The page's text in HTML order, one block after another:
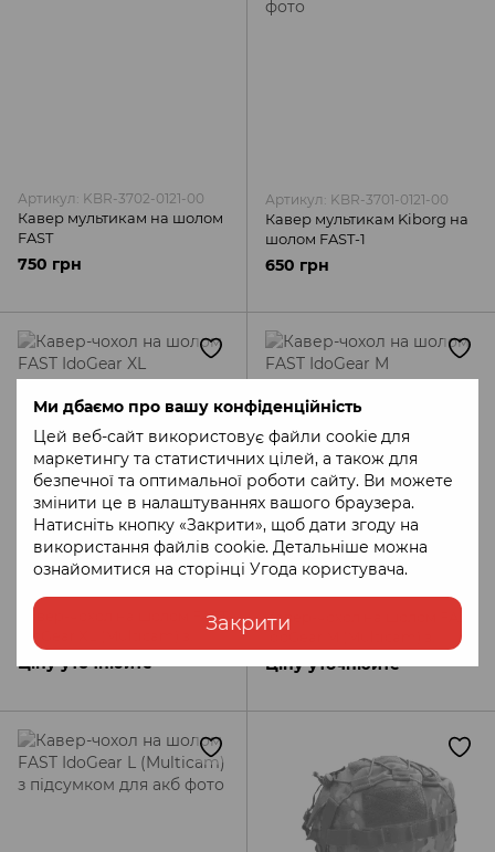
Ми дбаємо про вашу конфіденційність
Цей веб-сайт використовує файли cookie для
маркетингу та статистичних цілей, а також для
безпечної та оптимальної роботи сайту. Ви можете
змінити це в налаштуваннях вашого браузера.
Натисніть кнопку «Закрити», щоб дати згоду на
використання файлів cookie. Детальніше можна
ознайомитися на сторінці Угода користувача.
Закрити
Артикул: KBR-3702-0121-00
Кавер мультикам на шолом
FAST
750 грн
Артикул: KBR-3701-0121-00
Кавер мультикам Kiborg на
шолом FAST-1
650 грн
Артикул: HLOT-IDO-CVR-XL-
MC
Кавер-чохол на шолом FAST
IdoGear XL (Multicam) з
підсумком для акб
Ціну уточнюйте
Артикул: HLOT-IDO-CVR-M-
MC
Кавер-чохол на шолом FAST
Ціну уточнюйте